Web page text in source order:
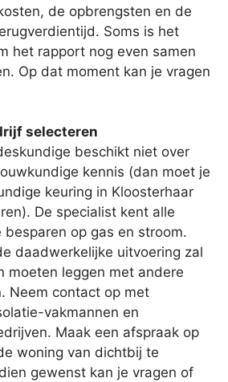
de opbrengsten en de
Soms is het
het rapport nog even samen
Op dat moment kan je vragen
selecteren
beschikt niet over
kennis (dan moet je
keuring in Kloosterhaar
De specialist kent alle
besparen op gas en stroom.
daadwerkelijke uitvoering zal
moeten leggen met andere
Neem contact op met
vakmannen en
Maak een afspraak op
woning van dichtbij te
gewenst kan je vragen of